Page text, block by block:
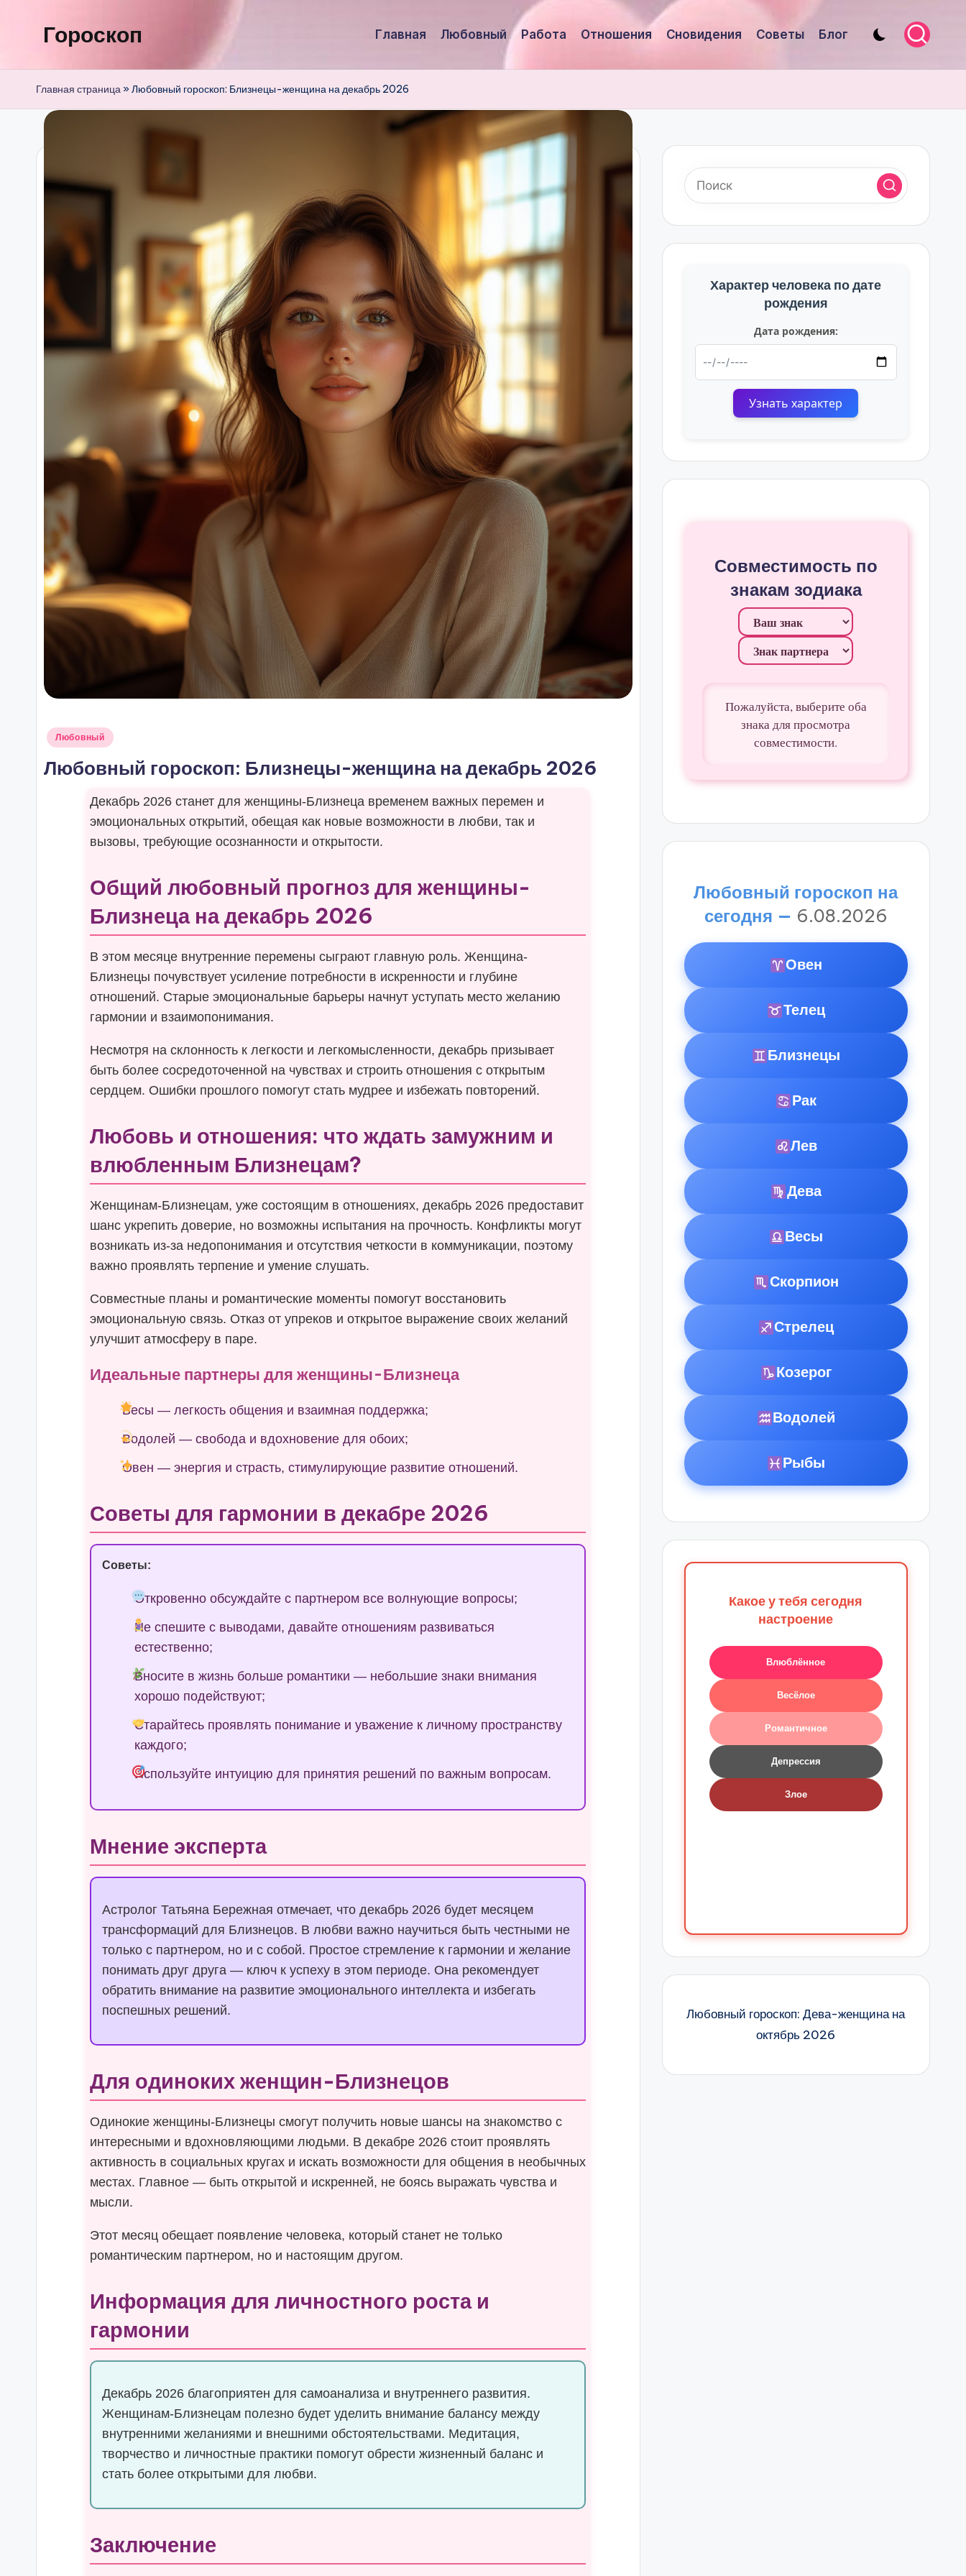
Гороскоп Главная Любовный Работа Отношения Сновидения Советы Блог
Главная страница»Любовный гороскоп: Близнецы-женщина на декабрь 2026
Опубликовано
Любовный
Любовный гороскоп: Близнецы-женщина на декабрь 2026
Декабрь 2026 станет для женщины-Близнеца временем важных перемен и
эмоциональных открытий, обещая как новые возможности в любви, так и
вызовы, требующие осознанности и открытости.
Общий любовный прогноз для женщины-
Близнеца на декабрь 2026
В этом месяце внутренние перемены сыграют главную роль. Женщина-
Близнецы почувствует усиление потребности в искренности и глубине
отношений. Старые эмоциональные барьеры начнут уступать место желанию
гармонии и взаимопонимания.
Несмотря на склонность к легкости и легкомысленности, декабрь призывает
быть более сосредоточенной на чувствах и строить отношения с открытым
сердцем. Ошибки прошлого помогут стать мудрее и избежать повторений.
Любовь и отношения: что ждать замужним и
влюбленным Близнецам?
Женщинам-Близнецам, уже состоящим в отношениях, декабрь 2026 предоставит
шанс укрепить доверие, но возможны испытания на прочность. Конфликты могут
возникать из-за недопонимания и отсутствия четкости в коммуникации, поэтому
важно проявлять терпение и умение слушать.
Совместные планы и романтические моменты помогут восстановить
эмоциональную связь. Отказ от упреков и открытое выражение своих желаний
улучшит атмосферу в паре.
Идеальные партнеры для женщины-Близнеца
Весы — легкость общения и взаимная поддержка;
Водолей — свобода и вдохновение для обоих;
Овен — энергия и страсть, стимулирующие развитие отношений.
Советы для гармонии в декабре 2026
Советы:
Откровенно обсуждайте с партнером все волнующие вопросы;
Не спешите с выводами, давайте отношениям развиваться
естественно;
Вносите в жизнь больше романтики — небольшие знаки внимания
хорошо подействуют;
Старайтесь проявлять понимание и уважение к личному пространству
каждого;
Используйте интуицию для принятия решений по важным вопросам.
Мнение эксперта
Астролог Татьяна Бережная отмечает, что декабрь 2026 будет месяцем
трансформаций для Близнецов. В любви важно научиться быть честными не
только с партнером, но и с собой. Простое стремление к гармонии и желание
понимать друг друга — ключ к успеху в этом периоде. Она рекомендует
обратить внимание на развитие эмоционального интеллекта и избегать
поспешных решений.
Для одиноких женщин-Близнецов
Одинокие женщины-Близнецы смогут получить новые шансы на знакомство с
интересными и вдохновляющими людьми. В декабре 2026 стоит проявлять
активность в социальных кругах и искать возможности для общения в необычных
местах. Главное — быть открытой и искренней, не боясь выражать чувства и
мысли.
Этот месяц обещает появление человека, который станет не только
романтическим партнером, но и настоящим другом.
Информация для личностного роста и
гармонии
Декабрь 2026 благоприятен для самоанализа и внутреннего развития.
Женщинам-Близнецам полезно будет уделить внимание балансу между
внутренними желаниями и внешними обстоятельствами. Медитация,
творчество и личностные практики помогут обрести жизненный баланс и
стать более открытыми для любви.
Заключение
Характер человека по дате
рождения
Дата рождения:
Узнать характер
Совместимость по
знакам зодиака
Пожалуйста, выберите оба
знака для просмотра
совместимости.
Любовный гороскоп на
сегодня — 6.08.2026
Овен
Телец
Близнецы
Рак
Лев
Дева
Весы
Скорпион
Стрелец
Козерог
Водолей
Рыбы
Какое у тебя сегодня
настроение
Влюблённое
Весёлое
Романтичное
Депрессия
Злое
Любовный гороскоп: Дева-женщина на
октябрь 2026